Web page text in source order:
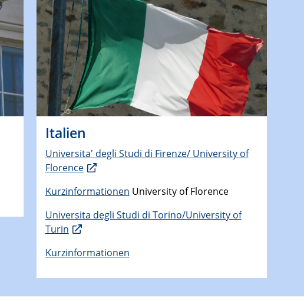
Italien
Universita' degli Studi di Firenze/ University of
Florence
Kurzinformationen University of Florence
Universita degli Studi di Torino/University of
Turin
Kurzinformationen